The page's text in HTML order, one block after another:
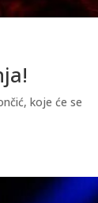
koje će se